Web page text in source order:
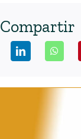
Compartir